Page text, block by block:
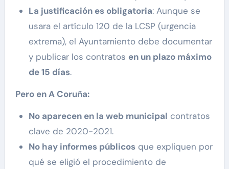
La justificación es obligatoria: Aunque se
usara el artículo 120 de la LCSP (urgencia
extrema), el Ayuntamiento debe documentar
y publicar los contratos en un plazo máximo
de 15 días.
Pero en A Coruña:
No aparecen en la web municipal contratos
clave de 2020-2021.
No hay informes públicosque expliquen por
qué se eligió el procedimiento de